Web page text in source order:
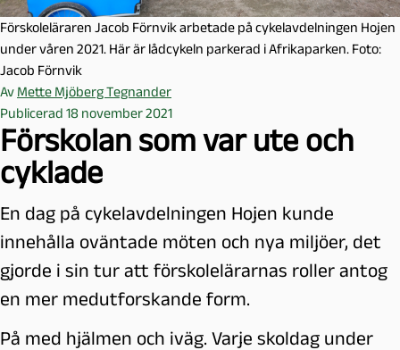
a
l
m
ö
Förskoleläraren Jacob Förnvik arbetade på cykelavdelningen Hojen
under våren 2021. Här är lådcykeln parkerad i Afrikaparken. Foto:
Jacob Förnvik
Av Mette Mjöberg Tegnander
Publicerad 18 november 2021
Förskolan som var ute och
cyklade
En dag på cykelavdelningen Hojen kunde
innehålla oväntade möten och nya miljöer, det
gjorde i sin tur att förskolelärarnas roller antog
en mer medutforskande form.
På med hjälmen och iväg. Varje skoldag under